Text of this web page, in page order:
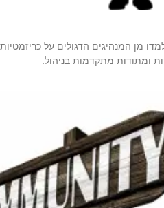
מן המנהיגים הדגולים על
ומתודות מתקדמות בניהול.